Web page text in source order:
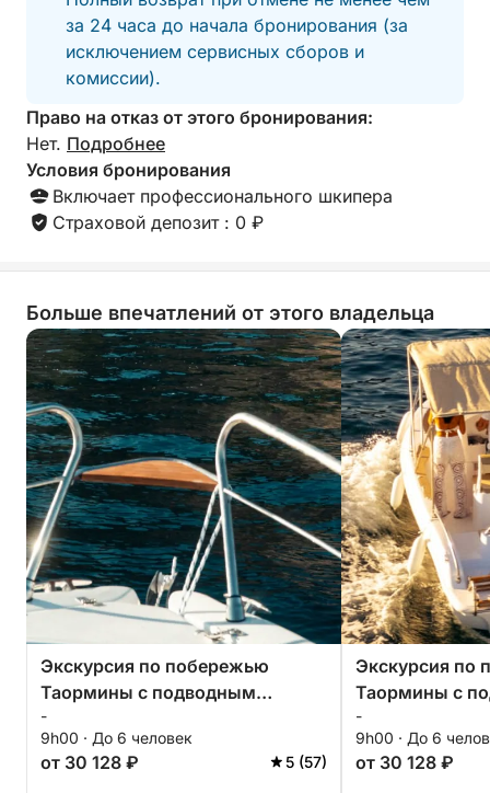
за 24 часа до начала бронирования (за
исключением сервисных сборов и
комиссии).
Право на отказ от этого бронирования:
Нет. Подробнее
Условия бронирования
Включает профессионального шкипера
Страховой депозит : 0 ₽
Больше впечатлений от этого владельца
Экскурсия по побережью
Таормины с подводным
плаванием: индивидуальная
частная экскурсия по
кристально чистым водам,
-
9h00 · До 6 человек
от 30 128 ₽ 5 (57)
Экскурсия по
Таормины с
плаванием:
частная
кристально
-
9h00 · До 6
от 30 128 ₽